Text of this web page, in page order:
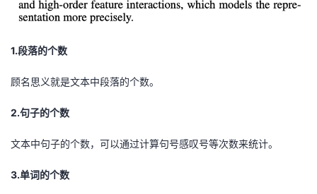
1.段落的个数
顾名思义就是文本中段落的个数。
2.句子的个数
文本中句子的个数，可以通过计算句号感叹号等次数来统计。
3.单词的个数